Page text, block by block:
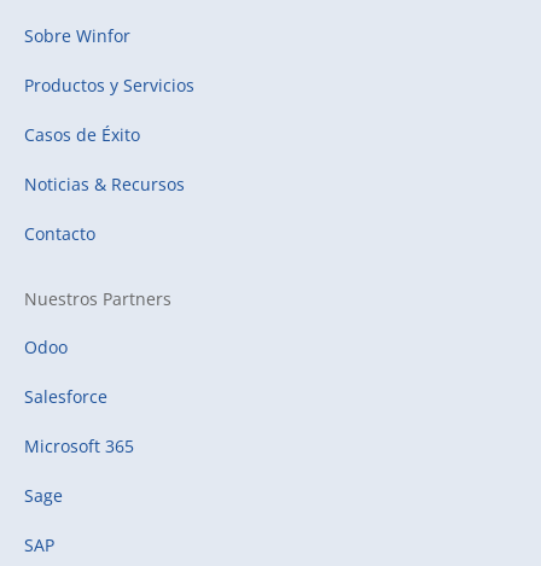
Sobre Winfor
Productos y Servicios
Casos de Éxito
Noticias & Recursos
Contacto
Nuestros Partners
Odoo
Salesforce
Microsoft 365
Sage
SAP